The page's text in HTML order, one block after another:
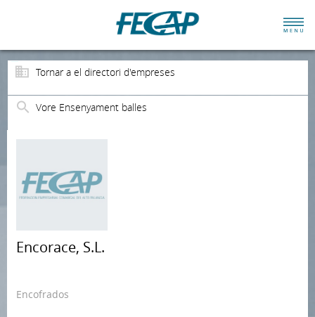
Tornar a el directori d'empreses
Vore Ensenyament balles
Encorace, S.L.
Encofrados